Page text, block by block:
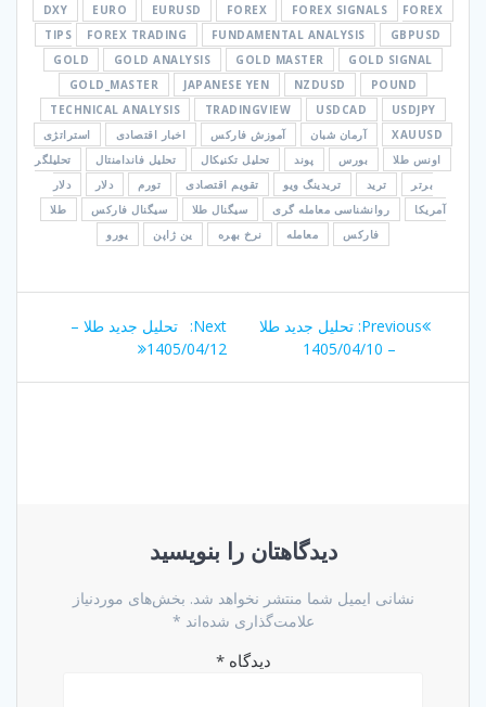
DXY
EURO EURUSD FOREX FOREX SIGNALS
FOREX
TIPS
FOREX TRADING FUNDAMENTAL ANALYSIS
GBPUSD
GOLD
GOLD ANALYSIS GOLD MASTER
GOLD SIGNAL
GOLD_MASTER
JAPANESE YEN NZDUSD
POUND
TECHNICAL ANALYSIS
TRADINGVIEW USDCAD
USDJPY
XAUUSD
آرمان شبان آموزش فارکس اخبار اقتصادی
استراتژی
اونس طلا
بورس پوند تحلیل تکنیکال تحلیل فاندامنتال
تحلیلگر
برتر
ترید تریدینگ ویو تقویم اقتصادی تورم دلار
دلار
آمریکا
روانشناسی معامله گری سیگنال طلا سیگنال فارکس
طلا
فارکس
معامله نرخ بهره ین ژاپن یورو
راهبری
نوشته
Previous:
Previous
post:
تحلیل جدید طلا
– 1405/04/10
Next:
Next
post:
تحلیل جدید طلا –
1405/04/12
دیدگاهتان را بنویسید
نشانی ایمیل شما منتشر نخواهد شد. بخش‌های موردنیاز
علامت‌گذاری شده‌اند *
دیدگاه*